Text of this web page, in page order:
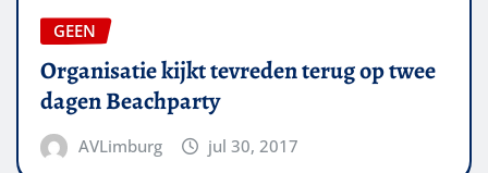
GEEN
Organisatie kijkt tevreden terug op twee
dagen Beachparty
AVLimburg jul 30, 2017